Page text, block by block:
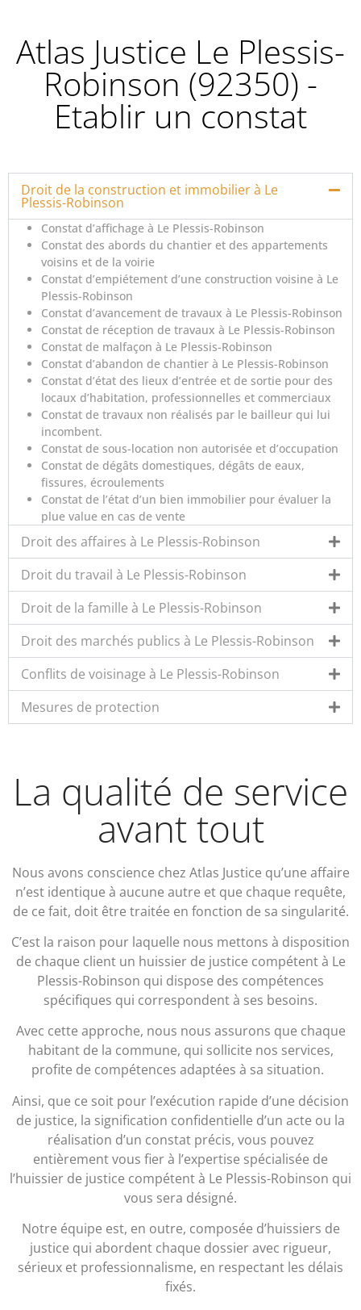
Atlas Justice Le Plessis-
Robinson (92350) -
Etablir un constat
Droit de la construction et immobilier à Le
Plessis-Robinson
Constat d’affichage à Le Plessis-Robinson
Constat des abords du chantier et des appartements
voisins et de la voirie
Constat d’empiétement d’une construction voisine à Le
Plessis-Robinson
Constat d’avancement de travaux à Le Plessis-Robinson
Constat de réception de travaux à Le Plessis-Robinson
Constat de malfaçon à Le Plessis-Robinson
Constat d’abandon de chantier à Le Plessis-Robinson
Constat d’état des lieux d’entrée et de sortie pour des
locaux d’habitation, professionnelles et commerciaux
Constat de travaux non réalisés par le bailleur qui lui
incombent.
Constat de sous-location non autorisée et d’occupation
Constat de dégâts domestiques, dégâts de eaux,
fissures, écroulements
Constat de l’état d’un bien immobilier pour évaluer la
plue value en cas de vente
Droit des affaires à Le Plessis-Robinson
Droit du travail à Le Plessis-Robinson
Droit de la famille à Le Plessis-Robinson
Droit des marchés publics à Le Plessis-Robinson
Conflits de voisinage à Le Plessis-Robinson
Mesures de protection
La qualité de service
avant tout
Nous avons conscience chez Atlas Justice qu’une affaire
n’est identique à aucune autre et que chaque requête,
de ce fait, doit être traitée en fonction de sa singularité.
C’est la raison pour laquelle nous mettons à disposition
de chaque client un huissier de justice compétent à Le
Plessis-Robinson qui dispose des compétences
spécifiques qui correspondent à ses besoins.
Avec cette approche, nous nous assurons que chaque
habitant de la commune, qui sollicite nos services,
profite de compétences adaptées à sa situation.
Ainsi, que ce soit pour l’exécution rapide d’une décision
de justice, la signification confidentielle d’un acte ou la
réalisation d’un constat précis, vous pouvez
entièrement vous fier à l’expertise spécialisée de
l’huissier de justice compétent à Le Plessis-Robinson qui
vous sera désigné.
Notre équipe est, en outre, composée d’huissiers de
justice qui abordent chaque dossier avec rigueur,
sérieux et professionnalisme, en respectant les délais
fixés.